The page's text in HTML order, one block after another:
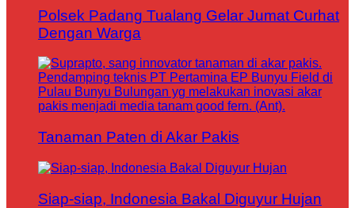
Polsek Padang Tualang Gelar Jumat Curhat
Dengan Warga
Tanaman Paten di Akar Pakis
Siap-siap, Indonesia Bakal Diguyur Hujan